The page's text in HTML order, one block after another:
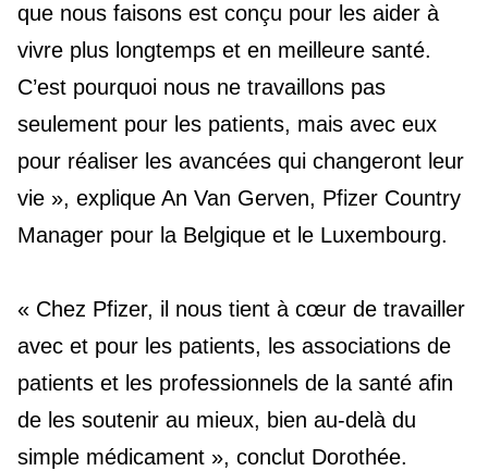
que nous faisons est conçu pour les aider à
vivre plus longtemps et en meilleure santé.
C’est pourquoi nous ne travaillons pas
seulement pour les patients, mais avec eux
pour réaliser les avancées qui changeront leur
vie », explique An Van Gerven, Pfizer Country
Manager pour la Belgique et le Luxembourg.
« Chez Pfizer, il nous tient à cœur de travailler
avec et pour les patients, les associations de
patients et les professionnels de la santé afin
de les soutenir au mieux, bien au-delà du
simple médicament », conclut Dorothée.